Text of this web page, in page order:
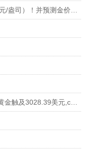
多家机构上调金价预期（3100-3500美元/盎司）！并预测金价即将爆发
现货金价再创历史新高！3月18日现货黄金触及3028.39美元,comex黄金触及3037.6美元